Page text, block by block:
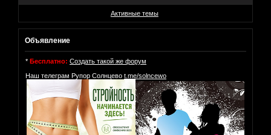
Активные темы
Объявление
* Бесплатно: Создать такой же форум
Наш телеграм Рупор Солнцево t.me/solncewo